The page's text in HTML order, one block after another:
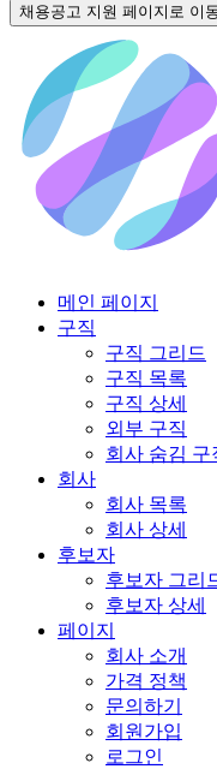
채용공고 지원 페이지로 이
메인 페이지
구직
구직 그리드
구직 목록
구직 상세
외부 구직
회사 숨김 구
회사
회사 목록
회사 상세
후보자
후보자 그리
후보자 상세
페이지
회사 소개
가격 정책
문의하기
회원가입
로그인